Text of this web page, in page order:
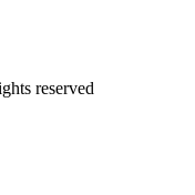
reserved